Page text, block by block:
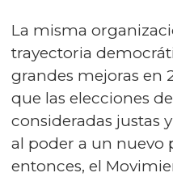
La misma
trayectoria
grandes mejoras en
que las elecciones
consideradas justas
al poder a un nuevo
entonces, el